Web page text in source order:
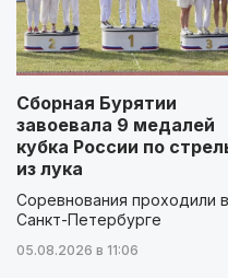
Сборная Бурятии
завоевала 9 медалей
кубка России по
из лука
Соревнования проходили в
Санкт-Петербурге
05.08.2026 в 11:06